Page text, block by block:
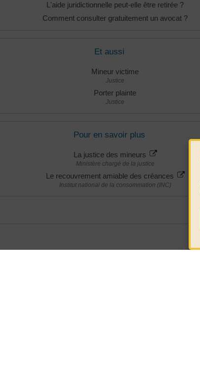
L'aide juridictionnelle peut-elle être retirée ?
Comment consulter gratuitement un avocat ?
Et aussi
Mineur victime
Justice
Porter plainte
Justice
Pour en savoir plus
La justice des mineurs
Ministère chargé de la justice
Le recouvrement amiable des créances
Institut national de la consommation (INC)